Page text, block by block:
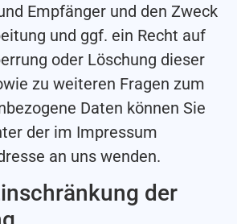
Empfänger und den Zweck
und ggf. ein Recht auf
oder Löschung dieser
zu weiteren Fragen zum
Daten können Sie
der im Impressum
an uns wenden.
der